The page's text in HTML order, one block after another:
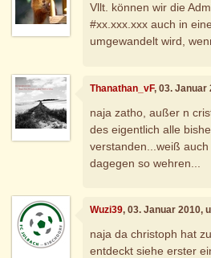
Vllt. können wir die
#xx.xxx.xxx auch in
umgewandelt wird,
Thanathan_vF, 03. Januar
naja zatho, außer n
des eigentlich alle
verstanden...weiß
dagegen so wehren...
Wuzi39, 03. Januar 2010,
naja da christoph hat
entdeckt siehe erster